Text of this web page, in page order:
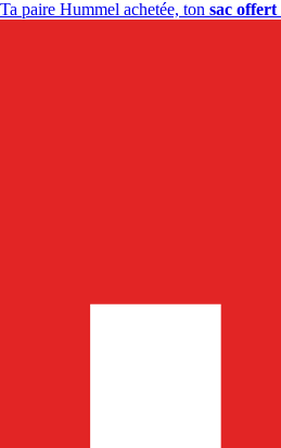
Ta paire Hummel achetée, ton sac offert